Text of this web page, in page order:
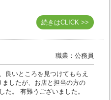
続きはCLICK >>
職業：公務員
良いところを見つけてもらえ
したが、お店と担当の方の
た。 有難うございました。